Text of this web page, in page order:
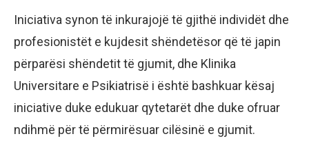
Iniciativa synon të inkurajojë të gjithë individët dhe
profesionistët e kujdesit shëndetësor që të japin
përparësi shëndetit të gjumit, dhe Klinika
Universitare e Psikiatrisë i është bashkuar kësaj
iniciative duke edukuar qytetarët dhe duke ofruar
ndihmë për të përmirësuar cilësinë e gjumit.